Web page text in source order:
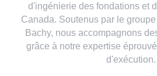
d'ingénierie des fondations et
Canada. Soutenus par le
Bachy, nous accompagnons
grâce à notre expertise
d'exécution.